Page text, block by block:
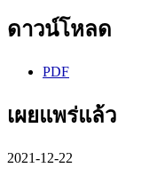
ดาวน์โหลด
PDF
เผยแพร่แล้ว
2021-12-22